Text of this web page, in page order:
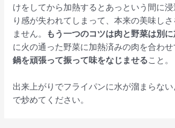
けをしてから加熱するとあっという間に
り感が失われてしまって、本来の美味し
ません。
もう一つのコツは肉と野菜は別
に火の通った野菜に加熱済みの肉を合わ
鍋を頑張って振って味をなじませること。
出来上がりでフライパンに水が溜まらな
で炒めてください。